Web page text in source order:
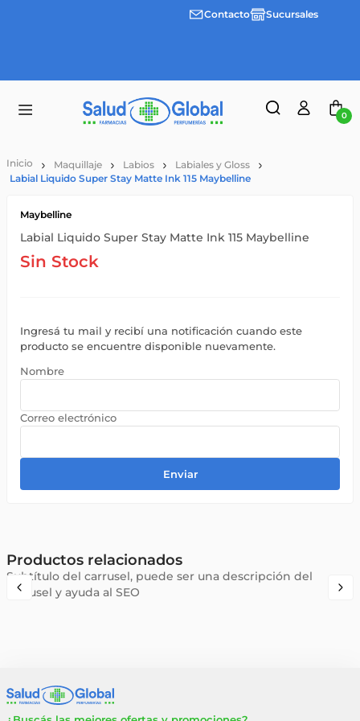
Envíos
3 cuotas Contacto Sucursales
0
Maquillaje Labios
Labiales y Gloss
Labial Liquido Super Stay Matte Ink 115 Maybelline
Maybelline
Labial Liquido Super Stay Matte Ink 115 Maybelline
Sin Stock
Ingresá tu mail y recibí una notificación cuando este
producto se encuentre disponible nuevamente.
Enviar
Productos relacionados
Subtítulo del carrusel, puede ser una descripción del
carrusel y ayuda al SEO